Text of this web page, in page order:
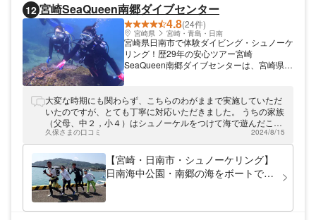
12 宮崎SeaQueen南郷ダイブセンター
4.8(24件)
宮崎県 宮崎・青島・日南
宮崎県日南市で体験ダイビング・シュノーケ
リング！歴29年の安心ツアー宮崎
SeaQueen南郷ダイブセンターは、宮崎県日
29年以上のベテランインストラクター。ハ
ンディキャップダイビングや海の生き物講師
など、多方面で活動しています。初心者安心
のツアーで、美しい海を覗いてみませんか？
みなさまのお越しをお待ちしております。
大変な時期にも関わらず、こちらのわがままで実施していただ
いたのですが、とても丁寧に対応いただきました。 うちの家族
（父母、中２，小４）はシュノーケルをつけて海で遊んだこと
はありましたが、スーツを着てフィンを付ける本格的なシュノ
ーケリングは初めてでしたが、分かりやすく説明していただ
き、みんな楽しむことができました。 小学校４年の次男は泳ぐ
のは得意ではないですが、親切にケアしていただき、また行き
たいと言っています。 楽しい写真もいただき、家族全員にとっ
てとても良い体験、思い出になりました。
久保さまの口コミ 2024/8/15
【宮崎・日南市・シュノーケリング】
日南海中公園・南郷の海をボートで楽